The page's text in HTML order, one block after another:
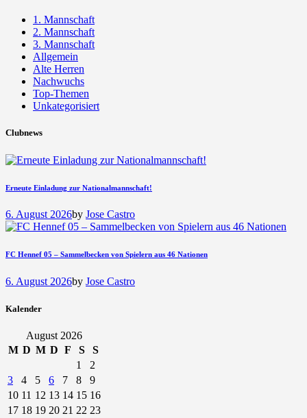
1. Mannschaft
2. Mannschaft
3. Mannschaft
Allgemein
Alte Herren
Nachwuchs
Top-Themen
Unkategorisiert
Clubnews
Erneute Einladung zur Nationalmannschaft!
6. August 2026by Jose Castro
FC Hennef 05 – Sammelbecken von Spielern aus 46 Nationen
6. August 2026by Jose Castro
Kalender
August 2026
M D M D F S
S
1
2
3
4 5 6 7 8
9
10 11 12 13 14 15 16
17 18 19 20 21 22 23